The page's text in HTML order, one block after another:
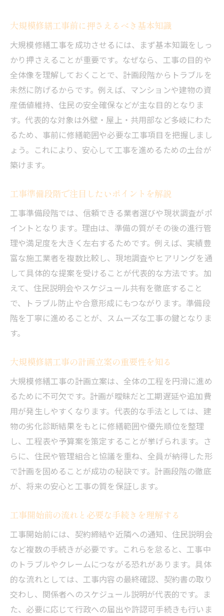
大規模修繕工事前に押さえるべき基本知識
大規模修繕工事を成功させるには、まず基本知識をしっ
かり押さえることが重要です。なぜなら、工事の目的や
全体像を理解しておくことで、計画段階からトラブルを
未然に防げるからです。例えば、マンションや建物の資
産価値維持、住民の安全確保などが主な目的となりま
す。代表的な対象は外壁・屋上・共用部など多岐にわた
るため、事前に修繕範囲や必要な工事項目を把握しまし
ょう。これにより、安心して工事を進めるための土台が
築けます。
工事準備段階で注目したいポイントを解説
工事準備段階では、信頼できる業者選びや現状調査がポ
イントとなります。理由は、準備の質がその後の進行管
理や満足度を大きく左右するためです。例えば、実績豊
富な施工業者を複数比較し、現地調査やヒアリングを通
して具体的な提案を受けることが代表的な方法です。加
えて、住民説明会やスケジュール共有を徹底すること
で、トラブル防止や合意形成にもつながります。準備段
階を丁寧に進めることが、スムーズな工事の鍵となりま
す。
大規模修繕工事の計画立案の重要性を知る
大規模修繕工事の計画立案は、全体の工程を円滑に進め
るために不可欠です。計画が曖昧だと工期遅延や追加費
用が発生しやすくなります。代表的な手法としては、建
物の劣化診断結果をもとに修繕範囲や優先順位を整理
し、工程表や予算案を策定することが挙げられます。さ
らに、住民や管理組合と協議を重ね、全員が納得した形
で計画を固めることが成功の秘訣です。計画段階の徹底
が、将来の安心と工事の質を保証します。
工事開始前の流れと必要な手続きを理解する
工事開始前には、契約締結や近隣への通知、住民説明会
など複数の手続きが必要です。これらを怠ると、工事中
のトラブルやクレームにつながる恐れがあります。具体
的な流れとしては、工事内容の最終確認、契約書の取り
交わし、関係者へのスケジュール説明が代表的です。ま
た、必要に応じて行政への届出や許認可手続きも行いま